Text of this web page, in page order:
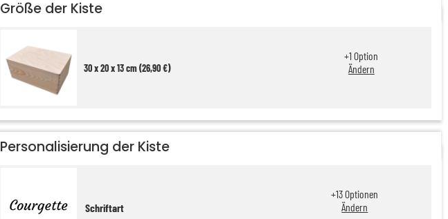
Größe der Kiste
30 x 20 x 13 cm (26,90 €)
+1Option
Ändern
Personalisierung der Kiste
Schriftart
+13Optionen
Ändern